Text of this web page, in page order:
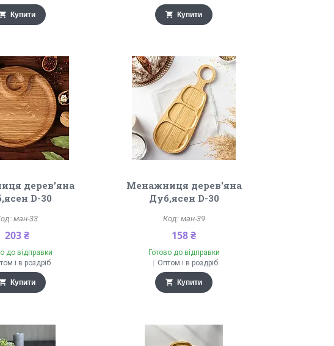
Купити Купити
дерев'яна
D-30
ман-33
203 ₴
до відправки
і в роздріб
Купити
Менажниця дерев'яна
Дуб,ясен D-30
ман-39
158 ₴
Готово до відправки
Оптом і в роздріб
Купити